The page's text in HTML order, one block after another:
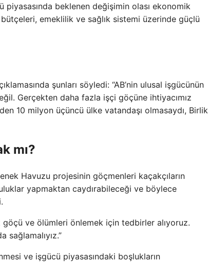
piyasasında beklenen değişimin olası ekonomik
emeklilik ve sağlık sistemi üzerinde güçlü
şunları söyledi: “AB’nin ulusal işgücünün
Gerçekten daha fazla işçi göçüne ihtiyacımız
10 milyon üçüncü ülke vatandaşı olmasaydı, Birlik
mı?
Havuzu projesinin göçmenleri kaçakçıların
yapmaktan caydırabileceği ve böylece
göçü ve ölümleri önlemek için tedbirler alıyoruz.
sağlamalıyız.”
ve işgücü piyasasındaki boşlukların